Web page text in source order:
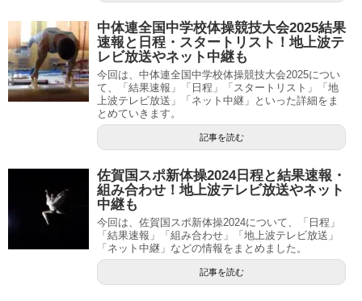
中体連全国中学校体操競技大会2025結果
速報と日程・スタートリスト！地上波テ
レビ放送やネット中継も
今回は、中体連全国中学校体操競技大会2025につい
て、「結果速報」「日程」「スタートリスト」「地
上波テレビ放送」「ネット中継」といった詳細をま
とめていきます。
記事を読む
佐賀国スポ新体操2024日程と結果速報・
組み合わせ！地上波テレビ放送やネット
中継も
今回は、佐賀国スポ新体操2024について、「日程」
「結果速報」「組み合わせ」「地上波テレビ放送」
「ネット中継」などの情報をまとめました。
記事を読む